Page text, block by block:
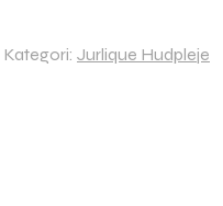
Kategori: Jurlique Hudpleje